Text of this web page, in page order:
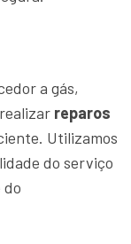
a gás,
reparos
Utilizamos
do serviço
do